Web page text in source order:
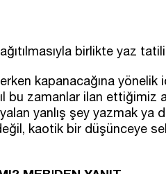
birlikte yaz
kapanacağına yönelik
bu zamanlar ilan
yanlış şey yazmak ya
kaotik bir düşünceye